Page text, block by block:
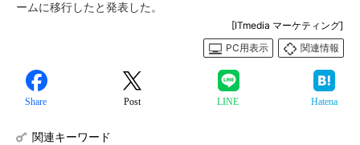
ームに移行したと発表した。
[ITmedia マーケティング]
PC用表示
関連情報
Share Post LINE Hatena
関連キーワード